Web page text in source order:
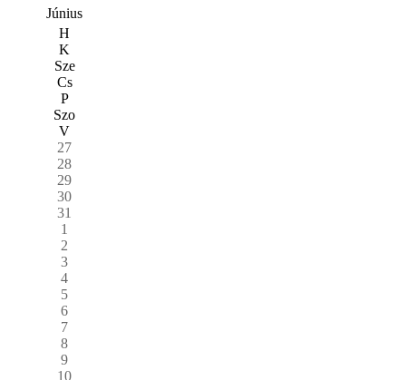
Június
H
K
Sze
Cs
P
Szo
V
27
28
29
30
31
1
2
3
4
5
6
7
8
9
10